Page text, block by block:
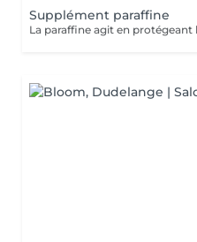
Supplément paraffine